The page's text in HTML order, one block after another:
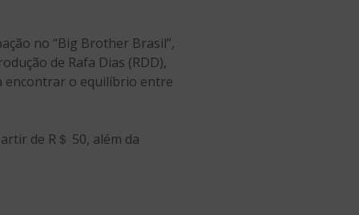
no “Big Brother Brasil”,
de Rafa Dias (RDD),
encontrar o equilíbrio entre
de R＄ 50, além da